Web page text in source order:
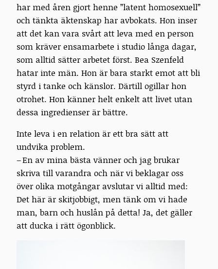
har med åren gjort henne ”latent homosexuell”
och tänkta äktenskap har avbokats. Hon inser
att det kan vara svårt att leva med en person
som kräver ensamarbete i studio långa dagar,
som alltid sätter arbetet först. Bea Szenfeld
hatar inte män. Hon är bara starkt emot att bli
styrd i tanke och känslor. Därtill ogillar hon
otrohet. Hon känner helt enkelt att livet utan
dessa ingredienser är bättre.
Inte leva i en relation är ett bra sätt att
undvika problem.
– En av mina bästa vänner och jag brukar
skriva till varandra och när vi beklagar oss
över olika motgångar avslutar vi alltid med:
Det här är skitjobbigt, men tänk om vi hade
man, barn och huslån på detta! Ja, det gäller
att ducka i rätt ögonblick.